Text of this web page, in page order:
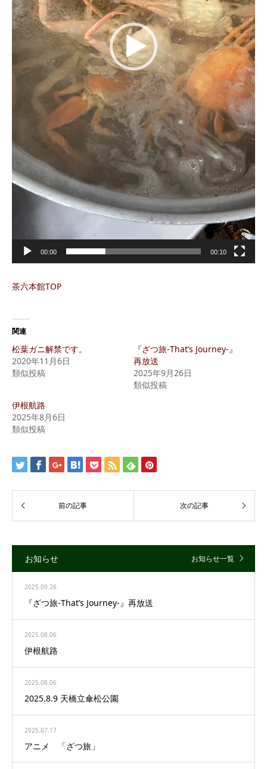
00:00 00:10
茶六本館TOP
関連
松葉ガニ解禁です。
2020年11月6日
類似投稿
『ざつ旅-That’s Journey-』
再放送
2025年9月26日
類似投稿
伊根航路
2025年8月6日
類似投稿
お知らせ お知らせ一覧
2025.09.26
『ざつ旅-That’s Journey-』再放送
2025.08.06
伊根航路
2025.08.06
2025.8.9 天橋立傘松公園
2025.07.17
アニメ 「ざつ旅」